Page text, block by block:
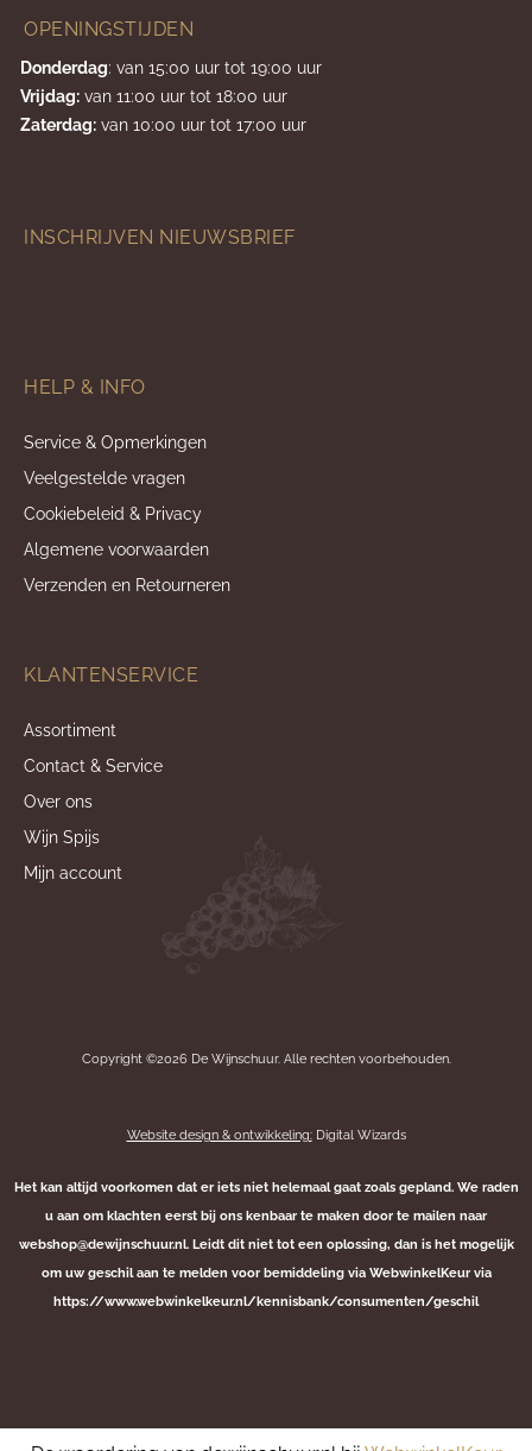
OPENINGSTIJDEN
Donderdag: van 15:00 uur tot 19:00 uur
Vrijdag: van 11:00 uur tot 18:00 uur
Zaterdag: van 10:00 uur tot 17:00 uur
INSCHRIJVEN NIEUWSBRIEF
HELP & INFO
Service & Opmerkingen
Veelgestelde vragen
Cookiebeleid & Privacy
Algemene voorwaarden
Verzenden en Retourneren
KLANTENSERVICE
Assortiment
Contact & Service
Over ons
Wijn Spijs
Mijn account
Copyright ©2026 De Wijnschuur. Alle rechten voorbehouden.
Website design & ontwikkeling:Digital Wizards
Het kan altijd voorkomen dat er iets niet helemaal gaat zoals gepland. We raden
u aan om klachten eerst bij ons kenbaar te maken door te mailen naar
webshop@dewijnschuur.nl. Leidt dit niet tot een oplossing, dan is het mogelijk
om uw geschil aan te melden voor bemiddeling via WebwinkelKeur via
https://www.webwinkelkeur.nl/kennisbank/consumenten/geschil